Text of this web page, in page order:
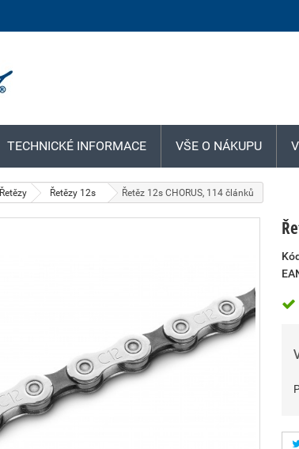
Řetězy Řetězy 12s Řetěz 12s CHORUS, 114 článků
TECHNICKÉ INFORMACE VŠE O NÁKUPU